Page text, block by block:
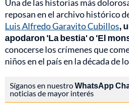
Una de las historias más
reposan en el archivo histórico
Luis Alfredo Garavito Cubillos,
apodaron 'La bestia' o 'El
conocerse los crímenes que
niños en el país en la década de
Síganos en nuestroWhatsApp
noticias de mayor interés